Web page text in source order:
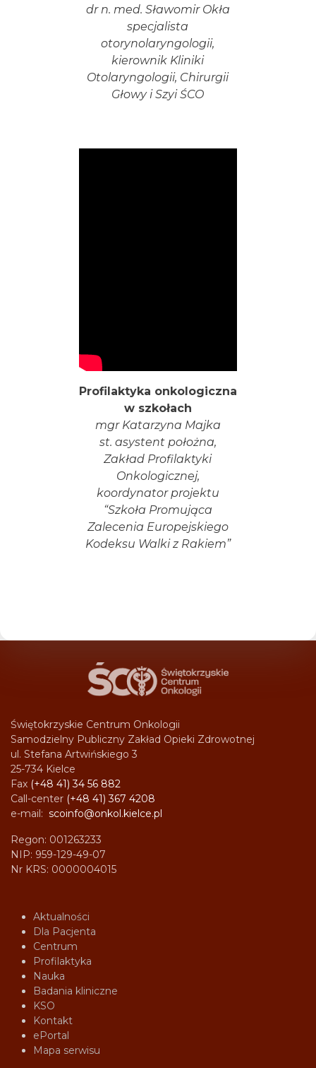
dr n. med. Sławomir Okła
specjalista
otorynolaryngologii,
kierownik Kliniki
Otolaryngologii, Chirurgii
Głowy i Szyi ŚCO
Profilaktyka onkologiczna
w szkołach
mgr Katarzyna Majka
st. asystent położna,
Zakład Profilaktyki
Onkologicznej,
koordynator projektu
“Szkoła Promująca
Zalecenia Europejskiego
Kodeksu Walki z Rakiem”
Świętokrzyskie Centrum Onkologii
Samodzielny Publiczny Zakład Opieki Zdrowotnej
ul. Stefana Artwińskiego 3
25-734 Kielce
Fax (+48 41) 34 56 882
Call-center (+48 41) 367 4208
e-mail: scoinfo@onkol.kielce.pl
Regon: 001263233
NIP: 959-129-49-07
Nr KRS: 0000004015
Aktualności
Dla Pacjenta
Centrum
Profilaktyka
Nauka
Badania kliniczne
KSO
Kontakt
ePortal
Mapa serwisu